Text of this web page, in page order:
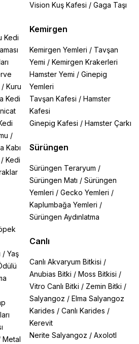
Kedi
/ Kuru
Kedi
/
Kabı
/ Kedi
/ Yaş
Metal
Vision Kuş Kafesi / Gaga Taşı
Kemirgen
Kemirgen Yemleri / Tavşan
Yemi / Kemirgen Krakerleri
Hamster Yemi / Ginepig
Yemleri
Tavşan Kafesi / Hamster
Kafesi
Ginepig Kafesi / Hamster Çarkı
Sürüngen
Sürüngen Teraryum /
Sürüngen Matı / Sürüngen
Yemleri / Gecko Yemleri /
Kaplumbağa Yemleri /
Sürüngen Aydınlatma
Canlı
Canlı Akvaryum Bitkisi /
Anubias Bitki / Moss Bitkisi /
Vitro Canlı Bitki / Zemin Bitki /
Salyangoz / Elma Salyangoz
Karides / Canlı Karides /
Kerevit
Nerite Salyangoz / Axolotl